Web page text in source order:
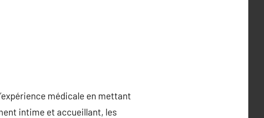
médicale en mettant
intime et accueillant, les